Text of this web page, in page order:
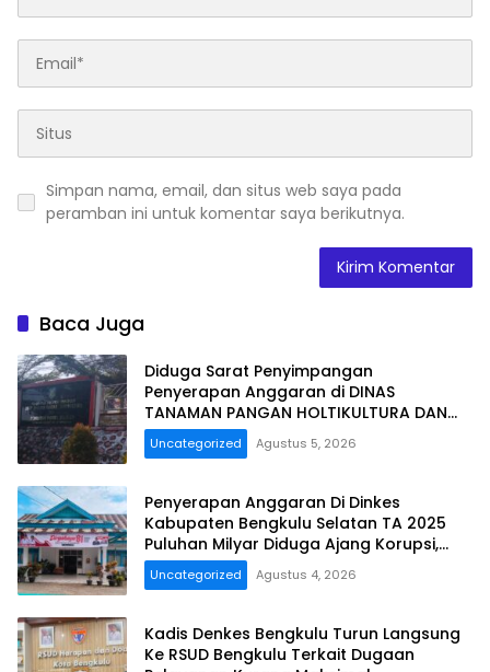
Simpan nama, email, dan situs web saya pada
peramban ini untuk komentar saya berikutnya.
Baca Juga
Diduga Sarat Penyimpangan
Penyerapan Anggaran di DINAS
TANAMAN PANGAN HOLTIKULTURA DAN
PERKEBUNAN PROVINSI BENGKULU Tahun
Anggaran 2025 Resmi Dilaporkan
Uncategorized Agustus 5, 2026
Penyerapan Anggaran Di Dinkes
Kabupaten Bengkulu Selatan TA 2025
Puluhan Milyar Diduga Ajang Korupsi,
Dan Segera Dilaporkan.
Uncategorized Agustus 4, 2026
Kadis Denkes Bengkulu Turun Langsung
Ke RSUD Bengkulu Terkait Dugaan